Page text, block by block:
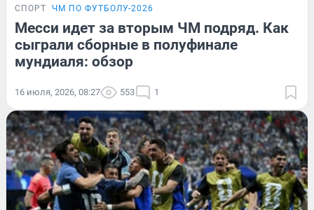
СПОРТ ЧМ ПО ФУТБОЛУ-2026
Месси идет за вторым ЧМ подряд. Как
сыграли сборные в полуфинале
мундиаля: обзор
16 июля, 2026, 08:27 553 1